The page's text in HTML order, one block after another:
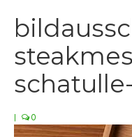
Grill-Bestseller
Grillbesteck &
Grillfleisch & Wurst
| 0